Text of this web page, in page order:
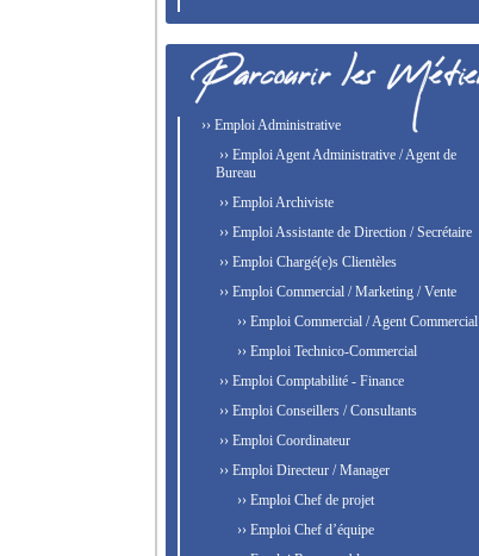
›› Emploi Administrative
›› Emploi Agent Administrative / Agent de
Bureau
›› Emploi Archiviste
›› Emploi Assistante de Direction / Secrétaire
›› Emploi Chargé(e)s Clientèles
›› Emploi Commercial / Marketing / Vente
›› Emploi Commercial / Agent Commercial
›› Emploi Technico-Commercial
›› Emploi Comptabilité - Finance
›› Emploi Conseillers / Consultants
›› Emploi Coordinateur
›› Emploi Directeur / Manager
›› Emploi Chef de projet
›› Emploi Chef d’équipe